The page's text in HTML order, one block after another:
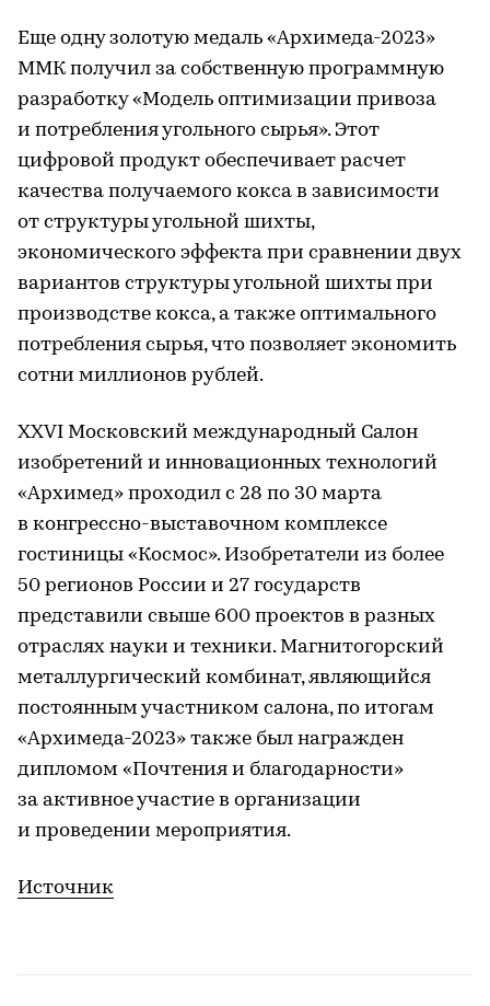
Еще одну золотую медаль «Архимеда-2023»
ММК получил за собственную программную
разработку «Модель оптимизации привоза
и потребления угольного сырья». Этот
цифровой продукт обеспечивает расчет
качества получаемого кокса в зависимости
от структуры угольной шихты,
экономического эффекта при сравнении двух
вариантов структуры угольной шихты при
производстве кокса, а также оптимального
потребления сырья, что позволяет экономить
сотни миллионов рублей.
XXVI Московский международный Салон
изобретений и инновационных технологий
«Архимед» проходил с 28 по 30 марта
в конгрессно-выставочном комплексе
гостиницы «Космос». Изобретатели из более
50 регионов России и 27 государств
представили свыше 600 проектов в разных
отраслях науки и техники. Магнитогорский
металлургический комбинат, являющийся
постоянным участником салона, по итогам
«Архимеда-2023» также был награжден
дипломом «Почтения и благодарности»
за активное участие в организации
и проведении мероприятия.
Источник